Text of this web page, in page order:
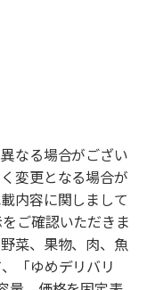
なる場合がござい
変更となる場合が
内容に関しまして
ご確認いただきま
菜、果物、肉、魚
「ゆめデリバリ